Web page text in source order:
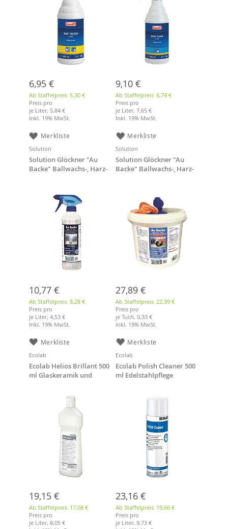
6,95 €
Ab Staffelpreis 5,30 €
Preis pro
je Liter, 5,84 €
Inkl. 19% MwSt.
Merkliste
9,10 €
Ab Staffelpreis 6,74 €
Preis pro
je Liter,7,65 €
Inkl. 19% MwSt.
Merkliste
Solution
Solution Glöckner "Au
Backe" Ballwachs-, Harz-
10,77 €
Ab Staffelpreis 8,28 €
Preis pro
je Liter, 4,53 €
Inkl. 19% MwSt.
Merkliste
Solution
Solution Glöckner "Au
Backe" Ballwachs-, Harz-
Reinigungstücher
27,89 €
Ab Staffelpreis 22,99 €
Preis pro
je Tuch,0,33 €
Inkl. 19% MwSt.
Merkliste
Ecolab
Ecolab Helios Brillant 500
ml Glaskeramik und
19,15 €
Ab Staffelpreis 17,08 €
Preis pro
je Liter, 8,05 €
Ecolab
Ecolab Polish Cleaner 500
ml Edelstahlpflege
23,16 €
Ab Staffelpreis 19,66 €
Preis pro
je Liter,9,73 €